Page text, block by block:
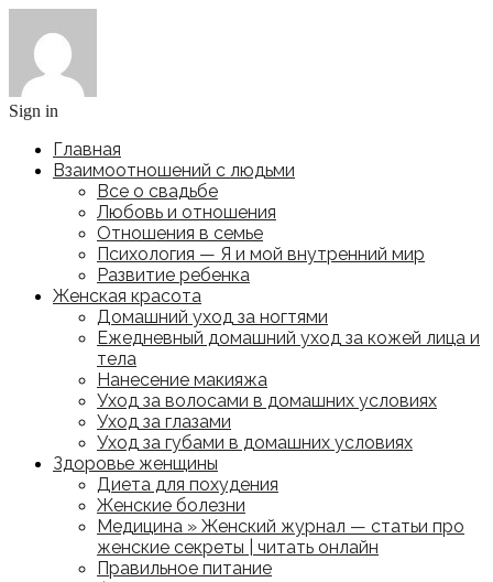
Sign in
Главная
Взаимоотношений с людьми
Все о свадьбе
Любовь и отношения
Отношения в семье
Психология — Я и мой внутренний мир
Развитие ребенка
Женская красота
Домашний уход за ногтями
Ежедневный домашний уход за кожей лица и
тела
Нанесение макияжа
Уход за волосами в домашних условиях
Уход за глазами
Уход за губами в домашних условиях
Здоровье женщины
Диета для похудения
Женские болезни
Медицина » Женский журнал — статьи про
женские секреты | читать онлайн
Правильное питание